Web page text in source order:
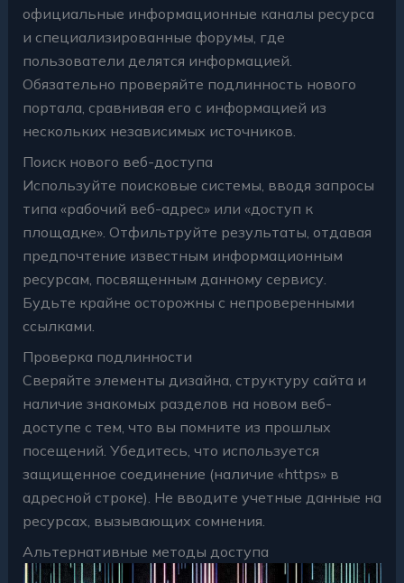
официальные информационные каналы ресурса
и специализированные форумы, где
пользователи делятся информацией.
Обязательно проверяйте подлинность нового
портала, сравнивая его с информацией из
нескольких независимых источников.
Поиск нового веб-доступа
Используйте поисковые системы, вводя запросы
типа «рабочий веб-адрес» или «доступ к
площадке». Отфильтруйте результаты, отдавая
предпочтение известным информационным
ресурсам, посвященным данному сервису.
Будьте крайне осторожны с непроверенными
ссылками.
Проверка подлинности
Сверяйте элементы дизайна, структуру сайта и
наличие знакомых разделов на новом веб-
доступе с тем, что вы помните из прошлых
посещений. Убедитесь, что используется
защищенное соединение (наличие «https» в
адресной строке). Не вводите учетные данные на
ресурсах, вызывающих сомнения.
Альтернативные методы доступа